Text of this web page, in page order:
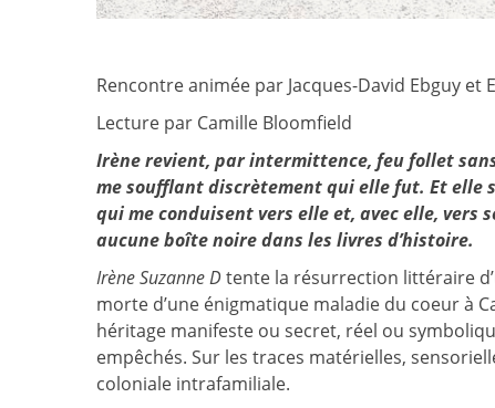
Rencontre animée par Jacques-David Ebguy et
Lecture par Camille Bloomfield
Irène revient, par intermittence, feu follet
me soufflant discrètement qui elle fut. Et elle
qui me conduisent vers elle et, avec elle, vers
aucune boîte noire dans les livres d’histoire.
Irène Suzanne Dtente la résurrection littéraire
morte d’une énigmatique maladie du coeur à
héritage manifeste ou secret, réel ou
empêchés. Sur les traces matérielles,
coloniale intrafamiliale.